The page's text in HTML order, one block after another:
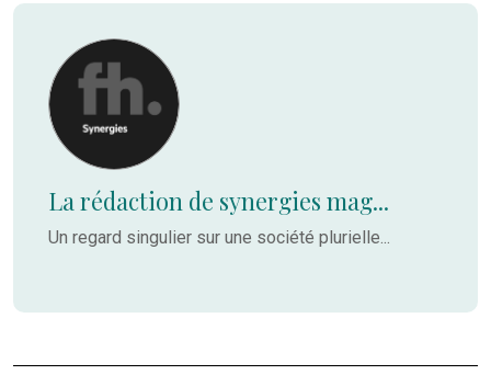
La rédaction de synergies mag...
Un regard singulier sur une société plurielle...